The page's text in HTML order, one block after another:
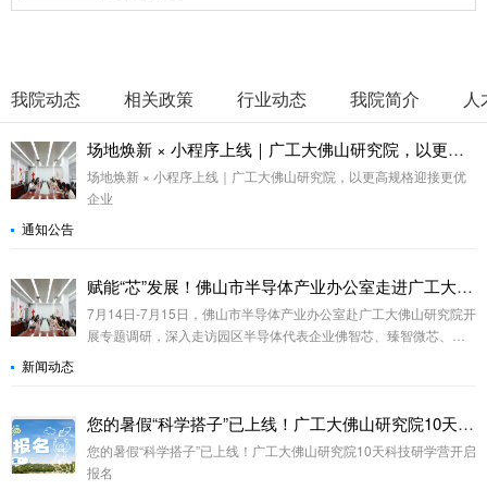
我院动态 相关政策 行业动态 我院简介 人
场地焕新 × 小程序上线｜广工大佛山研究院，以更高规格迎接更优企业
场地焕新 × 小程序上线｜广工大佛山研究院，以更高规格迎接更优
企业
通知公告
赋能“芯”发展！佛山市半导体产业办公室走进广工大佛山研究院探索产业协同新路径
7月14日-7月15日，佛山市半导体产业办公室赴广工大佛山研究院开
展专题调研，深入走访园区半导体代表企业佛智芯、臻智微芯、紫
新闻动态
您的暑假“科学搭子”已上线！广工大佛山研究院10天科技研学营开启报名
您的暑假“科学搭子”已上线！广工大佛山研究院10天科技研学营开启
报名